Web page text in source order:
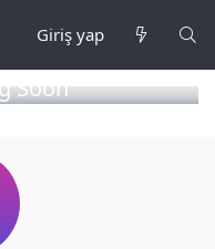
Giriş yap
Soon